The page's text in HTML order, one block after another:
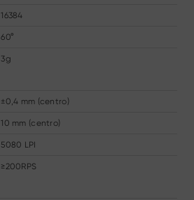
16384
60°
3g
±0,4 mm (centro)
10 mm (centro)
5080 LPI
≥200RPS